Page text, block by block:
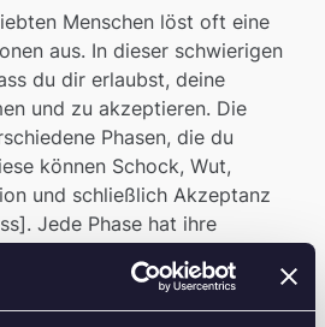
Menschen löst oft eine
aus. In dieser schwierigen
du dir erlaubst, deine
und zu akzeptieren. Die
Phasen, die du
können Schock, Wut,
und schließlich Akzeptanz
Jede Phase hat ihre
bewusst wahrzunehmen,